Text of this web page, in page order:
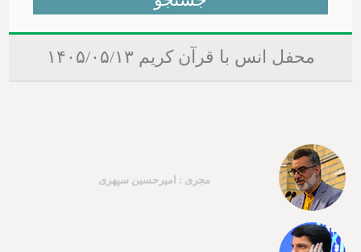
محفل انس با قرآن کریم ۱۴۰۵/۰۵/۱۳
مجری : امیرحسین سپهری